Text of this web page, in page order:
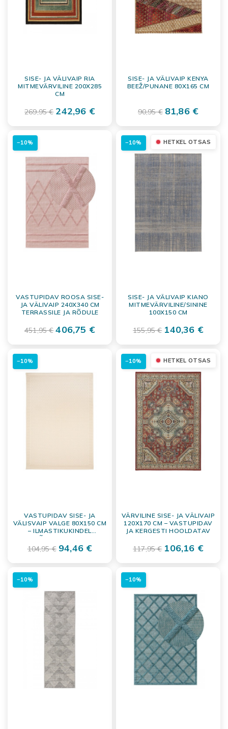
SISE- JA VÄLIVAIP RIA
MITMEVÄRVILINE 200X285
CM
269,95 € 242,96 €
SISE- JA VÄLIVAIP KENYA
BEEŽ/PUNANE 80X165 CM
90,95 € 81,86 €
VASTUPIDAV ROOSA SISE-
JA VÄLIVAIP 240X340 CM
TERRASSILE JA RÕDULE
451,95 € 406,75 €
−10% HETKEL OTSAS
SISE- JA VÄLIVAIP KIANO
MITMEVÄRVILINE/SININE
100X150 CM
155,95 € 140,36 €
−10%
VASTUPIDAV SISE- JA
VÄLISVAIP VALGE 80X150 CM
– ILMASTIKUKINDEL
PÕRANDAKATE
104,95 € 94,46 €
−10% HETKEL OTSAS
VÄRVILINE SISE- JA VÄLIVAIP
120X170 CM – VASTUPIDAV
JA KERGESTI HOOLDATAV
117,95 € 106,16 €
−10%
−10% −10%